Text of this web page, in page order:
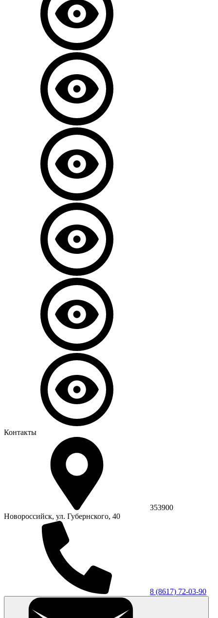
Контакты
353900
Новороссийск, ул. Губернского, 40
8 (8617) 72-03-90